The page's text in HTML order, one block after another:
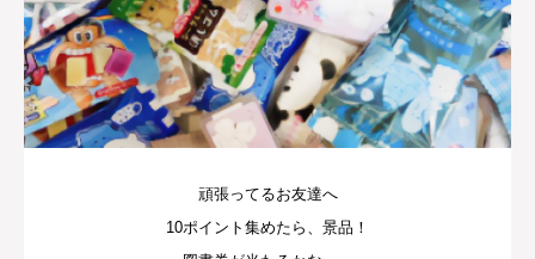
頑張ってるお友達へ
10ポイント集めたら、景品！